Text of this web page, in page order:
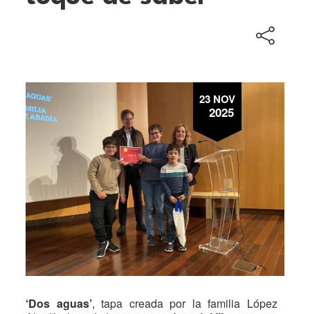
23 NOV
2025
‘Dos aguas’, tapa creada por la familia López